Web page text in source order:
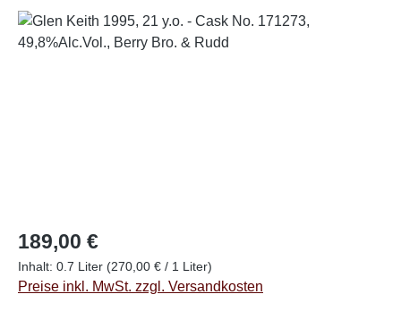
Bildergalerie überspringen
Regulärer Preis:
189,00 €
Inhalt: 0.7 Liter (270,00 € / 1 Liter)
Preise inkl. MwSt. zzgl. Versandkosten